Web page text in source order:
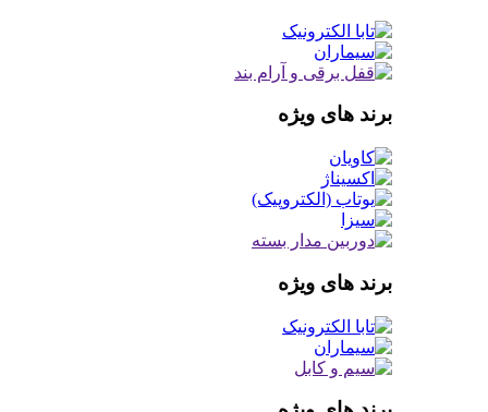
برند های ویژه
برند های ویژه